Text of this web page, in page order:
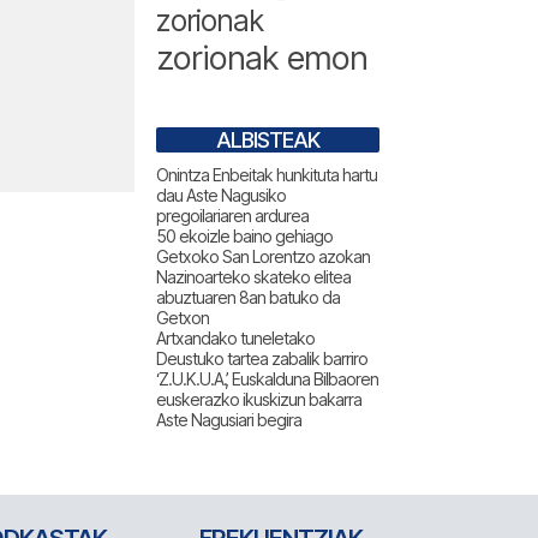
zorionak
zorionak emon
ALBISTEAK
Onintza Enbeitak hunkituta hartu
dau Aste Nagusiko
pregoilariaren ardurea
50 ekoizle baino gehiago
Getxoko San Lorentzo azokan
Nazinoarteko skateko elitea
abuztuaren 8an batuko da
Getxon
Artxandako tuneletako
Deustuko tartea zabalik barriro
‘Z.U.K.U.A.’, Euskalduna Bilbaoren
euskerazko ikuskizun bakarra
Aste Nagusiari begira